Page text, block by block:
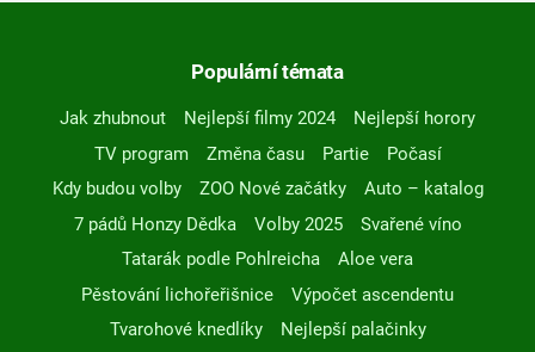
Populární témata
Jak zhubnout Nejlepší filmy 2024
Nejlepší horory
TV program
Změna času Partie
Počasí
Kdy budou volby
ZOO Nové začátky
Auto – katalog
7 pádů Honzy Dědka
Volby 2025
Svařené víno
Tatarák podle Pohlreicha
Aloe vera
Pěstování lichořeřišnice
Výpočet ascendentu
Tvarohové knedlíky
Nejlepší palačinky